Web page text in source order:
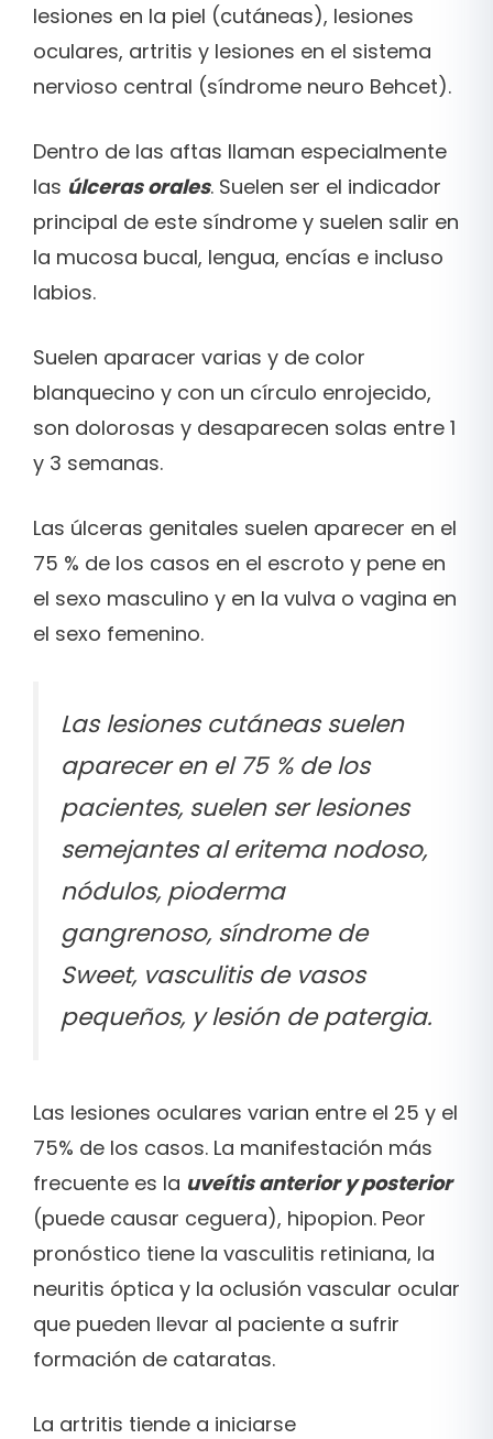
lesiones en la piel (cutáneas), lesiones
oculares, artritis y lesiones en el sistema
nervioso central (síndrome neuro Behcet).
Dentro de las aftas llaman especialmente
las úlceras orales. Suelen ser el indicador
principal de este síndrome y suelen salir en
la mucosa bucal, lengua, encías e incluso
labios.
Suelen aparacer varias y de color
blanquecino y con un círculo enrojecido,
son dolorosas y desaparecen solas entre 1
y 3 semanas.
Las úlceras genitales suelen aparecer en el
75 % de los casos en el escroto y pene en
el sexo masculino y en la vulva o vagina en
el sexo femenino.
Las lesiones cutáneas suelen
aparecer en el 75 % de los
pacientes, suelen ser lesiones
semejantes al eritema nodoso,
nódulos, pioderma
gangrenoso, síndrome de
Sweet, vasculitis de vasos
pequeños, y lesión de patergia.
Las lesiones oculares varian entre el 25 y el
75% de los casos. La manifestación más
frecuente es la uveítis anterior y posterior
(puede causar ceguera), hipopion. Peor
pronóstico tiene la vasculitis retiniana, la
neuritis óptica y la oclusión vascular ocular
que pueden llevar al paciente a sufrir
formación de cataratas.
La artritis tiende a iniciarse